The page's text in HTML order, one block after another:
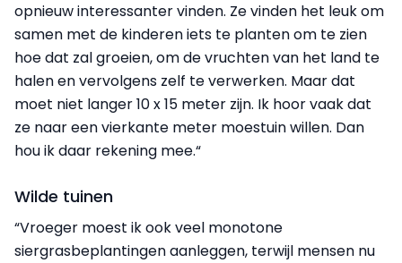
opnieuw interessanter vinden. Ze vinden het leuk om
samen met de kinderen iets te planten om te zien
hoe dat zal groeien, om de vruchten van het land te
halen en vervolgens zelf te verwerken. Maar dat
moet niet langer 10 x 15 meter zijn. Ik hoor vaak dat
ze naar een vierkante meter moestuin willen. Dan
hou ik daar rekening mee.“
Wilde tuinen
“Vroeger moest ik ook veel monotone
siergrasbeplantingen aanleggen, terwijl mensen nu